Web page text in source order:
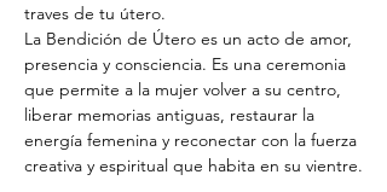
traves de tu útero.
La Bendición de Útero es un acto de amor,
presencia y consciencia. Es una ceremonia
que permite a la mujer volver a su centro,
liberar memorias antiguas, restaurar la
energía femenina y reconectar con la fuerza
creativa y espiritual que habita en su vientre.